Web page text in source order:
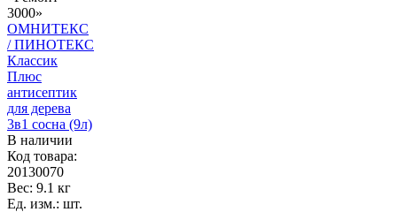
ОМНИТЕКС
/ ПИНОТЕКС
Классик
Плюс
антисептик
для дерева
3в1 сосна (9л)
В наличии
Код товара:
20130070
Вес: 9.1 кг
Ед. изм.: шт.